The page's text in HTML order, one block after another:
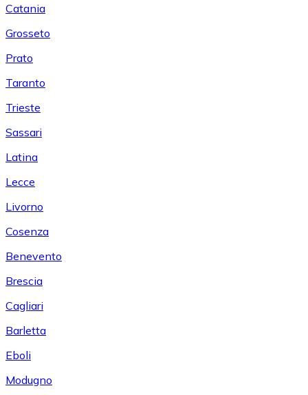
Catania
Grosseto
Prato
Taranto
Trieste
Sassari
Latina
Lecce
Livorno
Cosenza
Benevento
Brescia
Cagliari
Barletta
Eboli
Modugno